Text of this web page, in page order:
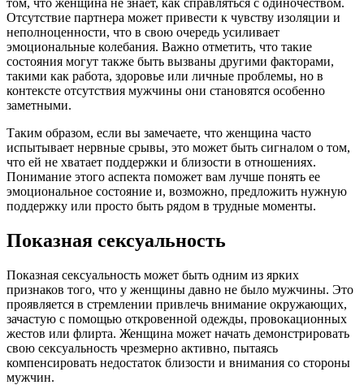
Отсутствие партнера может привести к чувству изоляции и
неполноценности, что в свою очередь усиливает
эмоциональные колебания. Важно отметить, что такие
состояния могут также быть вызваны другими факторами,
такими как работа, здоровье или личные проблемы, но в
контексте отсутствия мужчины они становятся особенно
заметными.
Таким образом, если вы замечаете, что женщина часто
испытывает нервные срывы, это может быть сигналом о том,
что ей не хватает поддержки и близости в отношениях.
Понимание этого аспекта поможет вам лучше понять ее
эмоциональное состояние и, возможно, предложить нужную
поддержку или просто быть рядом в трудные моменты.
Показная сексуальность
Показная сексуальность может быть одним из ярких
признаков того, что у женщины давно не было мужчины. Это
проявляется в стремлении привлечь внимание окружающих,
зачастую с помощью откровенной одежды, провокационных
жестов или флирта. Женщина может начать демонстрировать
свою сексуальность чрезмерно активно, пытаясь
компенсировать недостаток близости и внимания со стороны
мужчин.